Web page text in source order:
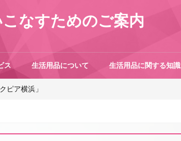
なすためのご案内
ス 生活用品について 生活用品に関する知識
ピア横浜」